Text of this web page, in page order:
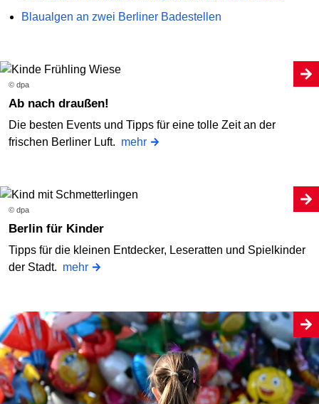
Blaualgen an zwei Berliner Badestellen
© dpa
Ab nach draußen!
Die besten Events und Tipps für eine tolle Zeit an der
frischen Berliner Luft. mehr
© dpa
Berlin für Kinder
Tipps für die kleinen Entdecker, Leseratten und Spielkinder
der Stadt. mehr